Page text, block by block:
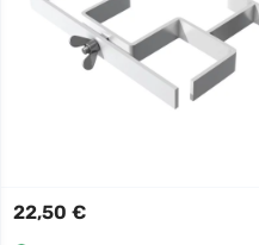
22,50 €